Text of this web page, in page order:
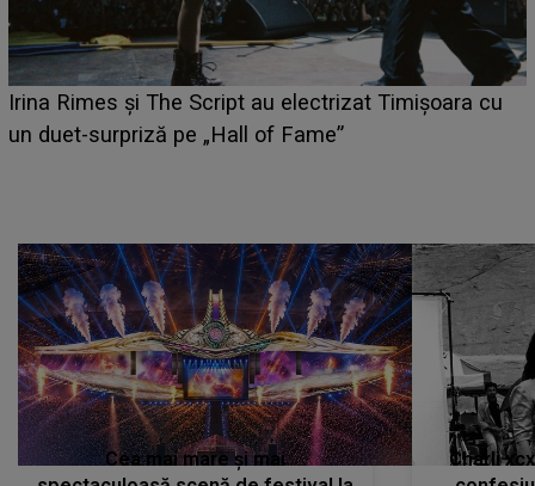
Irina Rimes și The Script au electrizat Timișoara cu
un duet-surpriză pe „Hall of Fame”
Cea mai mare și mai
Charli